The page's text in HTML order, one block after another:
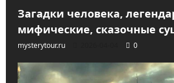
Загадки человека,
мифические, сказочные
mysterytour.ru 0